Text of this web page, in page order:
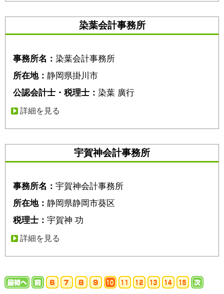
染葉会計事務所
事務所名： 染葉会計事務所
所在地： 静岡県掛川市
公認会計士・税理士： 染葉 廣行
詳細を見る
宇賀神会計事務所
事務所名： 宇賀神会計事務所
所在地： 静岡県静岡市葵区
税理士： 宇賀神 功
詳細を見る